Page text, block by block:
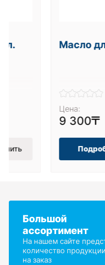
Масло для
Большой
ассортимент
На нашем сайте
количество
на заказ